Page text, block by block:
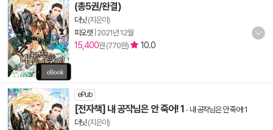
(총5권/완결)
더닛 (지은이)
피오렛 2021년 12월
15,400원 (770원) 10.0
ePub
[전자책] 내 공작님은 안 죽어! 1 - 내 공작님은 안 죽어! 1
더닛 (지은이)